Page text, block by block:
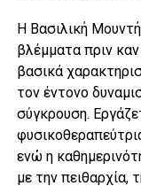
Η Βασιλική
βλέμματα πριν
βασικά
τον έντονο
σύγκρουση.
ενώ η
με την πειθαρχία,